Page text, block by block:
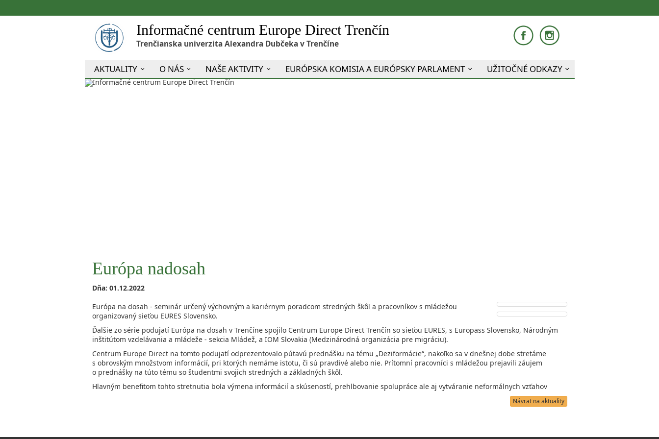
Informačné centrum Europe Direct Trenčín
Trenčianska univerzita Alexandra Dubčeka v Trenčíne
AKTUALITY O NÁS NAŠE AKTIVITY EURÓPSKA KOMISIA A EURÓPSKY PARLAMENT UŽITOČNÉ ODKAZY
Európa nadosah
Dňa: 01.12.2022
Európa na dosah - seminár určený výchovným a kariérnym poradcom stredných škôl a pracovníkov s mládežou
organizovaný sieťou EURES Slovensko.
Ďalšie zo série podujatí Európa na dosah v Trenčíne spojilo Centrum Europe Direct Trenčín so sieťou EURES, s Europass Slovensko, Národným
inštitútom vzdelávania a mládeže - sekcia Mládež, a IOM Slovakia (Medzinárodná organizácia pre migráciu).
Centrum Europe Direct na tomto podujatí odprezentovalo pútavú prednášku na tému „Deziformácie“, nakoľko sa v dnešnej dobe stretáme
s obrovským množstvom informácií, pri ktorých nemáme istotu, či sú pravdivé alebo nie. Prítomní pracovníci s mládežou prejavili záujem
o prednášky na túto tému so študentmi svojich stredných a základných škôl.
Hlavným benefitom tohto stretnutia bola výmena informácií a skúseností, prehlbovanie spolupráce ale aj vytváranie neformálnych vzťahov
Návrat na aktuality